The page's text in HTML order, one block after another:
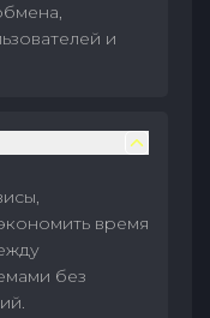
и
время
без